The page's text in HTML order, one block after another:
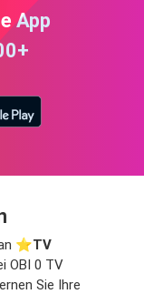
App
⭐️TV
OBI 0 TV
Sie Ihre